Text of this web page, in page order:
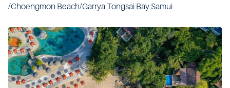
/Choengmon Beach/Garrya Tongsai Bay Samui